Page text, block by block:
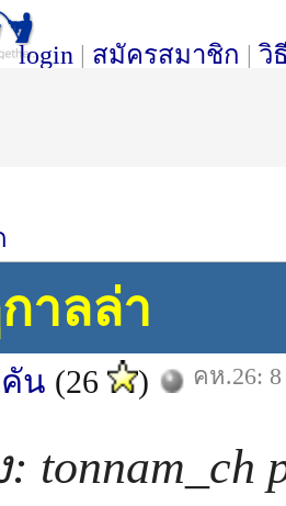
login | สมัครสมาชิก | วิ
าลล่า
น (26 ) คห.26:
tonnam_ch